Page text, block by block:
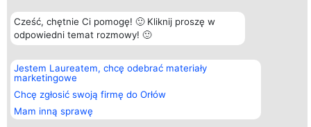
Cześć, chętnie Ci pomogę! 🙂 Kliknij proszę w
odpowiedni temat rozmowy! 🙂
Jestem Laureatem, chcę odebrać materiały
marketingowe
Chcę zgłosić swoją firmę do Orłów
Mam inną sprawę
Organizator plebiscytu
Bright Side Solutions sp. z o.
o. sp. k.
ul. Ruska 22
KRS 0000749100 | Regon
381313360 | NIP 8943132676
+48 508 492 400
Plebiscyt
Laureaci
Lista
wszystkich
Zasady
Prywatności
Kontakt
Kontakt